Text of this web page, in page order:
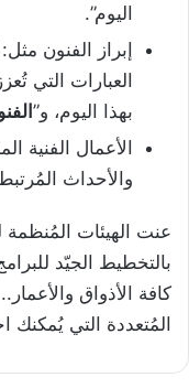
اليوم”.
إبراز الفنون
العبارات التي
بهذا اليوم، و”
الأعمال الفنية
والأحداث
عنت الهيئات المُنظمة
بالتخطيط الجيّد
كافة الأذواق
المُتعددة التي يُمكنك